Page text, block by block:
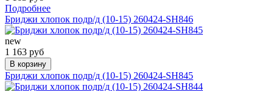
Подробнее
Бриджи хлопок подр/д (10-15) 260424-SH846
new
1 163 руб
В корзину
Бриджи хлопок подр/д (10-15) 260424-SH845